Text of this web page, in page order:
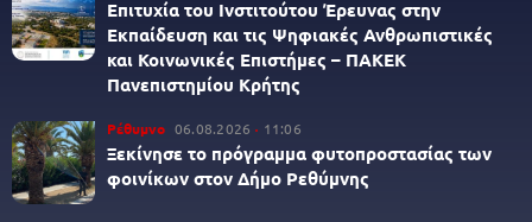
Επιτυχία του Ινστιτούτου Έρευνας στην
Εκπαίδευση και τις Ψηφιακές Ανθρωπιστικές
και Κοινωνικές Επιστήμες – ΠΑΚΕΚ
Πανεπιστημίου Κρήτης
Ρέθυμνο 06.08.2026 11:06
Ξεκίνησε το πρόγραμμα φυτοπροστασίας των
φοινίκων στον Δήμο Ρεθύμνης